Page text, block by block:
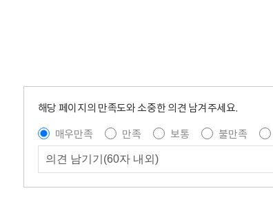
해당 페이지의 만족도와 소중한 의견 남겨주세요.
매우만족
만족 보통 불만족